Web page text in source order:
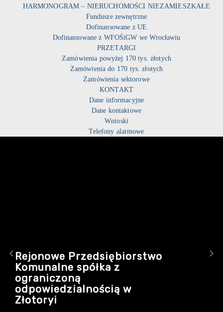
HARMONOGRAM – NIERUCHOMOŚCI NIEZAMIESZKAŁE
Fundusze zewnętrzne
Dofinansowane z UE
Dofinansowane z WFOŚiGW we Wrocławiu
PRZETARGI
Zamówienia powyżej 170 tys. złotych
Zamówienia do 170 tys. złotych
Zamówienia sektorowe
KONTAKT
Dane informacyjne
Dane kontaktowe
Wnioski
Telefony alarmowe
Rejonowe Przedsiębiorstwo
Komunalne spółka z
ograniczoną
odpowiedzialnością w
Złotoryi